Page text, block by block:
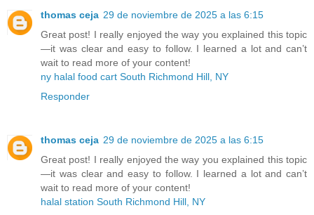
thomas ceja 29 de noviembre de 2025 a las 6:15
Great post! I really enjoyed the way you explained this topic
—it was clear and easy to follow. I learned a lot and can’t
wait to read more of your content!
ny halal food cart South Richmond Hill, NY
Responder
thomas ceja 29 de noviembre de 2025 a las 6:15
Great post! I really enjoyed the way you explained this topic
—it was clear and easy to follow. I learned a lot and can’t
wait to read more of your content!
halal station South Richmond Hill, NY